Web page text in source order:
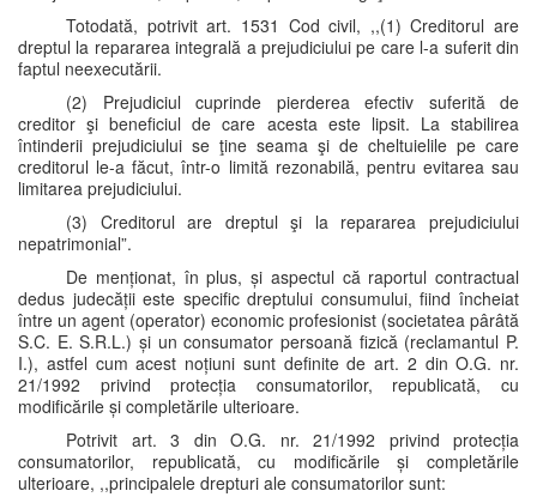
Totodată, potrivit art. 1531 Cod civil, ,,(1) Creditorul are
dreptul la repararea integrală a prejudiciului pe care l-a suferit din
faptul neexecutării.
(2) Prejudiciul cuprinde pierderea efectiv suferită de
creditor şi beneficiul de care acesta este lipsit. La stabilirea
întinderii prejudiciului se ţine seama şi de cheltuielile pe care
creditorul le-a făcut, într-o limită rezonabilă, pentru evitarea sau
limitarea prejudiciului.
(3) Creditorul are dreptul şi la repararea prejudiciului
nepatrimonial”.
De menționat, în plus, și aspectul că raportul contractual
dedus judecății este specific dreptului consumului, fiind încheiat
între un agent (operator) economic profesionist (societatea pârâtă
S.C. E. S.R.L.) și un consumator persoană fizică (reclamantul P.
I.), astfel cum acest noțiuni sunt definite de art. 2 din O.G. nr.
21/1992 privind protecția consumatorilor, republicată, cu
modificările și completările ulterioare.
Potrivit art. 3 din O.G. nr. 21/1992 privind protecția
consumatorilor, republicată, cu modificările și completările
ulterioare, ,,principalele drepturi ale consumatorilor sunt: